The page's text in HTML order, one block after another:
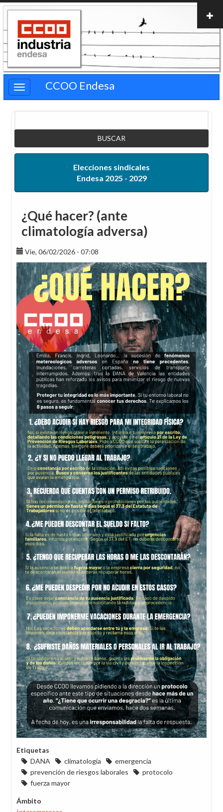
Pasar
contenido
principal
CCOO Endesa
Elecciones sindicales
Endesa 2025 - 2029
¿Qué hacer? (ante
climatología adversa)
Vie, 06/02/2026 - 07:08
Etiquetas
DANA
climatología
emergencia
prevención de riesgos laborales
protocolo
fuerza mayor
Ámbito